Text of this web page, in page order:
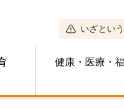
いざとい
健康・医療・